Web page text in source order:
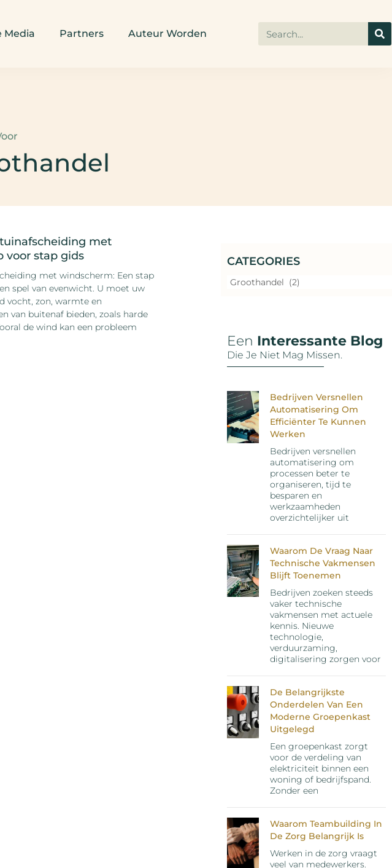
Media Partners Auteur Worden
met
voor stap gids
met windscherm: Een stap
spel van evenwicht. U moet uw
vocht, zon, warmte en
van buitenaf bieden, zoals harde
de wind kan een probleem
CATEGORIES
Een Interessante Blog
Die Je Niet Mag Missen.
Bedrijven Versnellen
Automatisering Om
Efficiënter Te Kunnen
Werken
Bedrijven versnellen
automatisering om
processen beter te
organiseren, tijd te
besparen en
werkzaamheden
overzichtelijker uit
Waarom De Vraag Naar
Technische Vakmensen
Blijft Toenemen
Bedrijven zoeken steeds
vaker technische
vakmensen met actuele
kennis. Nieuwe
technologie,
verduurzaming,
digitalisering zorgen voor
De Belangrijkste
Onderdelen Van Een
Moderne Groepenkast
Uitgelegd
Een groepenkast zorgt
voor de verdeling van
elektriciteit binnen een
woning of bedrijfspand.
Zonder een
Waarom Teambuilding In
De Zorg Belangrijk Is
Werken in de zorg vraagt
veel van medewerkers.